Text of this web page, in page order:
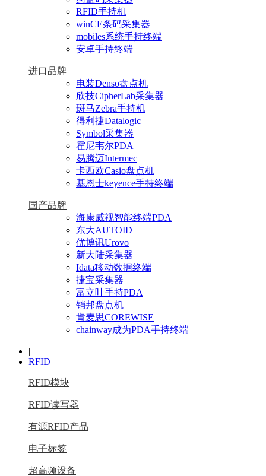
RFID手持机
winCE条码采集器
mobiles系统手持终端
安卓手持终端
进口品牌
电装Denso盘点机
欣技CipherLab采集器
斑马Zebra手持机
得利捷Datalogic
Symbol采集器
霍尼韦尔PDA
易腾迈Intermec
卡西欧Casio盘点机
基恩士keyence手持终端
国产品牌
海康威视智能终端PDA
东大AUTOID
优博讯Urovo
新大陆采集器
Idata移动数据终端
捷宝采集器
富立叶手持PDA
销邦盘点机
肯麦思COREWISE
chainway成为PDA手持终端
|
RFID
RFID模块
RFID读写器
有源RFID产品
电子标签
超高频设备